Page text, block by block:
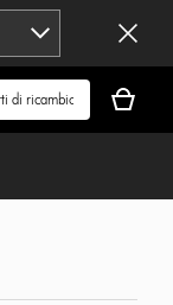
carrello
è